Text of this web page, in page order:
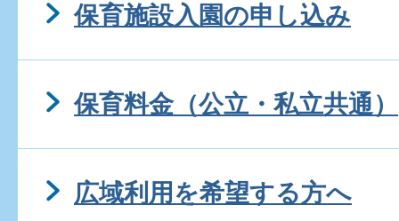
保育施設入園の申し込み
保育料金（公立・私立共通）
広域利用を希望する方へ